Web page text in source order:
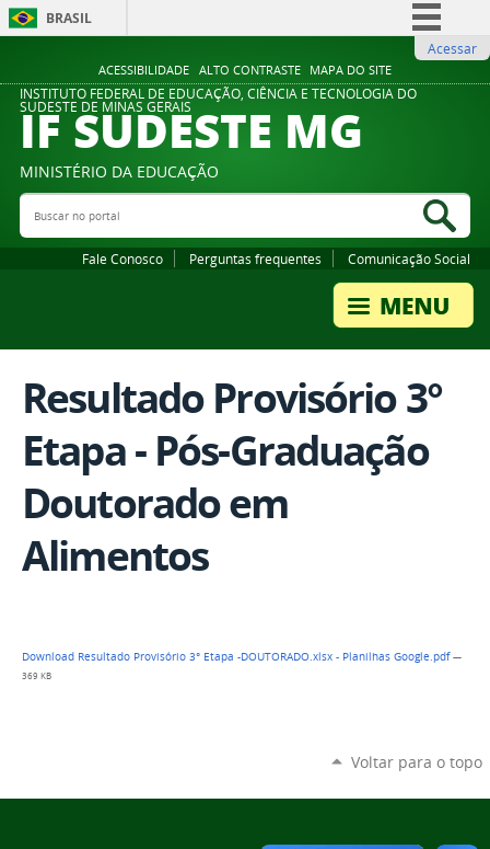
ACESSIBILIDADE ALTO CONTRASTE MAPA DO SITE
BRASIL
Comunica BR
Participe
Legislação
Acessar
INSTITUTO FEDERAL DE EDUCAÇÃO, CIÊNCIA E TECNOLOGIA DO
SUDESTE DE MINAS GERAIS
IF SUDESTE MG
MINISTÉRIO DA EDUCAÇÃO
Buscar no portal
Fale Conosco Perguntas frequentes Comunicação Social
Resultado Provisório 3°
Etapa - Pós-Graduação
Doutorado em
Alimentos
Download Resultado Provisório 3° Etapa -DOUTORADO.xlsx - Planilhas Google.pdf—
369 KB
Voltar para o topo